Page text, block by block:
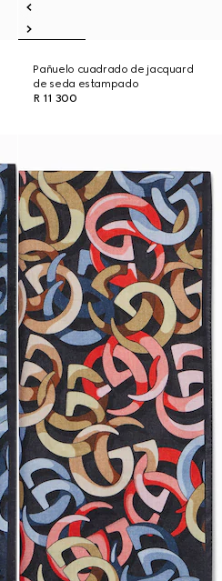
Pañuelo cuadrado de jacquard
de seda estampado
R 11 300